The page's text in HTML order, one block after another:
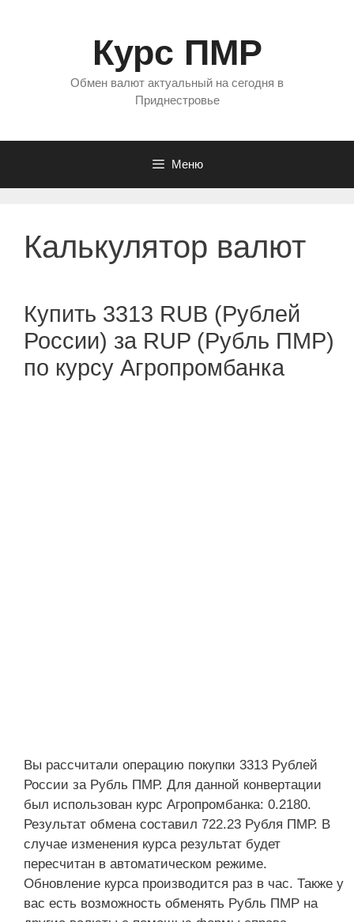
Курс ПМР
Обмен валют актуальный на сегодня в
Приднестровье
Меню
Калькулятор валют
Купить 3313 RUB (Рублей
России) за RUP (Рубль ПМР)
по курсу Агропромбанка
Вы рассчитали операцию покупки 3313 Рублей
России за Рубль ПМР. Для данной конвертации
был использован курс Агропромбанка: 0.2180.
Результат обмена составил 722.23 Рубля ПМР. В
случае изменения курса результат будет
пересчитан в автоматическом режиме.
Обновление курса производится раз в час. Также у
вас есть возможность обменять Рубль ПМР на